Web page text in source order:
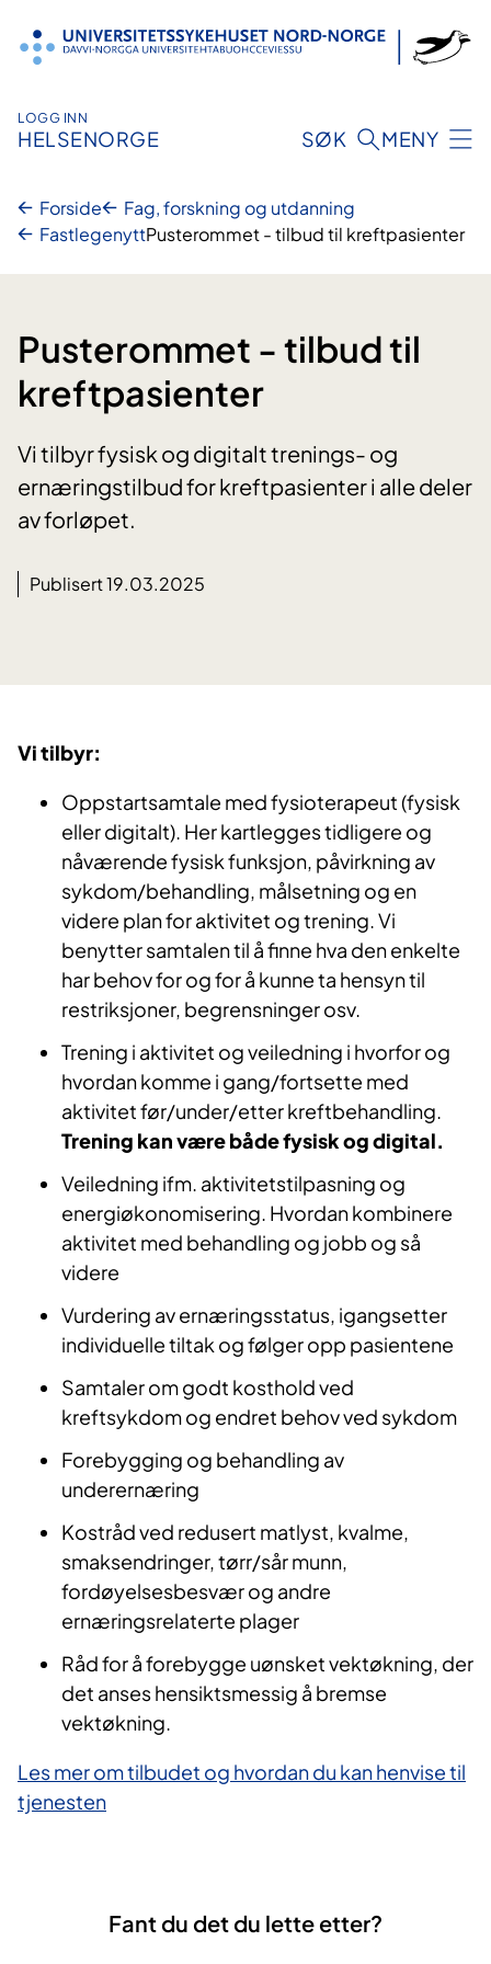
innhold
LOGG INN
HELSENORGE SØK MENY
Forside
Fag, forskning og utdanning
FastlegenyttPusterommet - tilbud til kreftpasienter
Pusterommet - tilbud til
kreftpasienter
Vi tilbyr fysisk og digitalt trenings- og
ernæringstilbud for kreftpasienter i alle deler
av forløpet.
Publisert 19.03.2025
Vi tilbyr:
Oppstartsamtale med fysioterapeut (fysisk
eller digitalt). Her kartlegges tidligere og
nåværende fysisk funksjon, påvirkning av
sykdom/behandling, målsetning og en
videre plan for aktivitet og trening. Vi
benytter samtalen til å finne hva den enkelte
har behov for og for å kunne ta hensyn til
restriksjoner, begrensninger osv.
Trening i aktivitet og veiledning i hvorfor og
hvordan komme i gang/fortsette med
aktivitet før/under/etter kreftbehandling.
Trening kan være både fysisk og digital.
Veiledning ifm. aktivitetstilpasning og
energiøkonomisering. Hvordan kombinere
aktivitet med behandling og jobb og så
videre
Vurdering av ernæringsstatus, igangsetter
individuelle tiltak og følger opp pasientene
Samtaler om godt kosthold ved
kreftsykdom og endret behov ved sykdom
Forebygging og behandling av
underernæring
Kostråd ved redusert matlyst, kvalme,
smaksendringer, tørr/sår munn,
fordøyelsesbesvær og andre
ernæringsrelaterte plager
Råd for å forebygge uønsket vektøkning, der
det anses hensiktsmessig å bremse
vektøkning.
Les mer om tilbudet og hvordan du kan henvise til
tjenesten
Fant du det du lette etter?